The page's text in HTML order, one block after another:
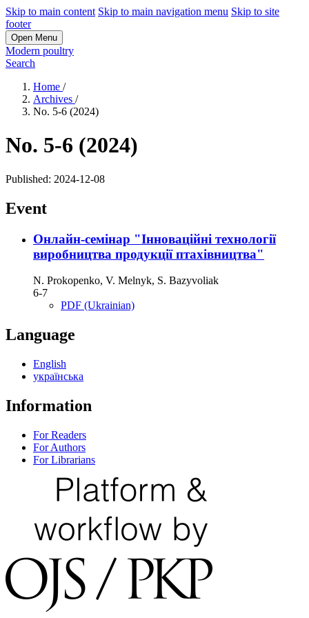
Skip to main content Skip to main navigation menu Skip to site
footer
Open Menu
Modern poultry
Search
Home /
Archives /
No. 5-6 (2024)
No. 5-6 (2024)
Published: 2024-12-08
Event
Онлайн-семінар "Інноваційні технології
виробництва продукції птахівництва"
N. Prokopenko, V. Melnyk, S. Bazyvoliak
6-7
PDF (Ukrainian)
Language
English
українська
Information
For Readers
For Authors
For Librarians